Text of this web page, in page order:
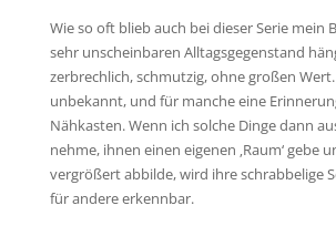
Wie so oft blieb auch bei dieser Serie mein
sehr unscheinbaren Alltagsgegenstand
zerbrechlich, schmutzig, ohne großen
unbekannt, und für manche eine
Nähkasten. Wenn ich solche Dinge dann
nehme, ihnen einen eigenen ‚Raum‘ gebe
vergrößert abbilde, wird ihre schrabbelige
für andere erkennbar.